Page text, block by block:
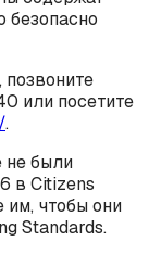
или посетите
.
не были
в Citizens
им, чтобы они
Standards.